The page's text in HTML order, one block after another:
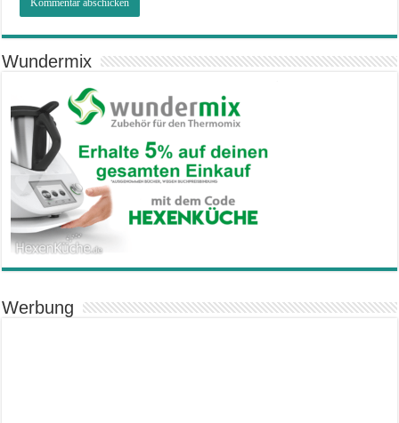
Wundermix
Werbung